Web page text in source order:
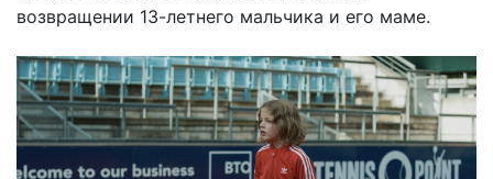
возвращении 13-летнего мальчика и его маме.